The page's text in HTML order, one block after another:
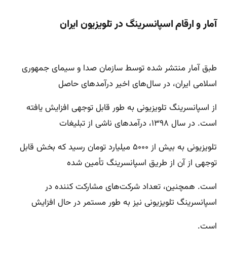
آمار و ارقام اسپانسرینگ در تلویزیون ایران
طبق آمار منتشر شده توسط سازمان صدا و سیمای جمهوری
اسلامی ایران، در سال‌های اخیر درآمدهای حاصل
از اسپانسرینگ تلویزیونی به طور قابل توجهی افزایش یافته
است. در سال ۱۳۹۸، درآمدهای ناشی از تبلیغات
تلویزیونی به بیش از ۵۰۰۰ میلیارد تومان رسید که بخش قابل
توجهی از آن از طریق اسپانسرینگ تأمین شده
است. همچنین، تعداد شرکت‌های مشارکت کننده در
اسپانسرینگ تلویزیونی نیز به طور مستمر در حال افزایش
است.